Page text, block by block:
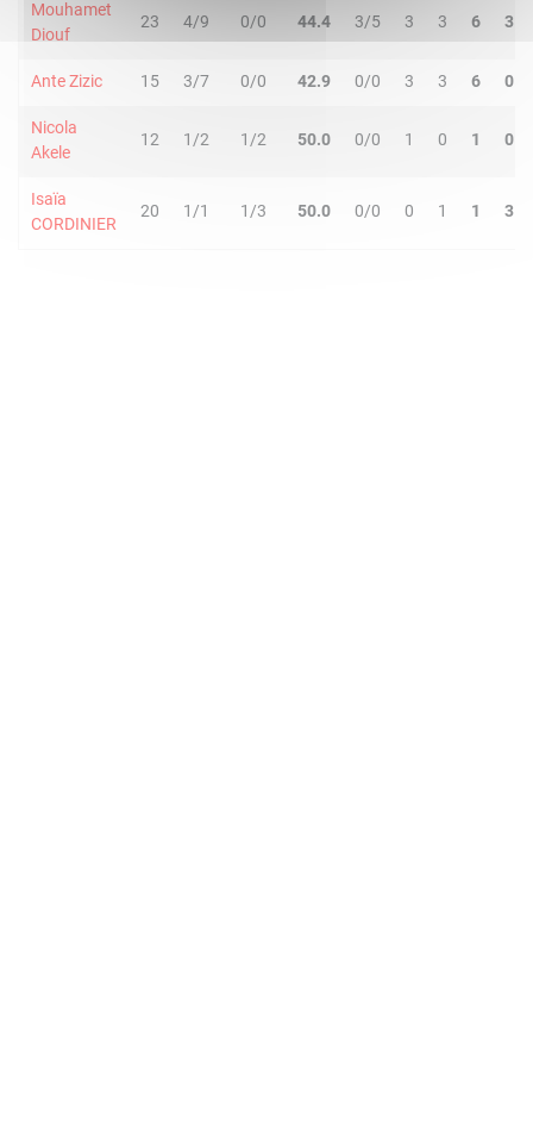
Mouhamet
Diouf
23 4/9 0/0 44.4 3/5 3 3 6 3
Ante Zizic 15 3/7 0/0 42.9 0/0 3 3 6 0
Nicola
Akele
12 1/2 1/2 50.0 0/0 1 0 1 0
Isaïa
CORDINIER
20 1/1 1/3 50.0 0/0 0 1 1 3